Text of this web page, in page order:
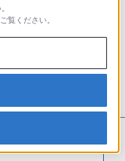
電波干渉など
可能性もあ
ご使用され
ンをできる
覧ください。